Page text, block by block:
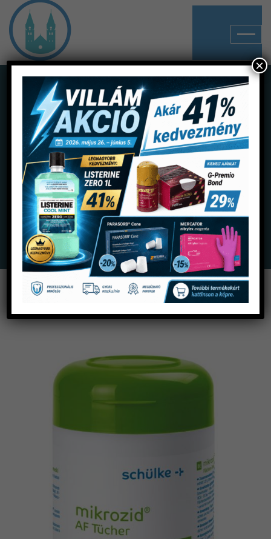
Shop
Home Termékek
Fertőtlenítés
Felületfertőtlenítők
Mikrozid AF kendő dobozos
×